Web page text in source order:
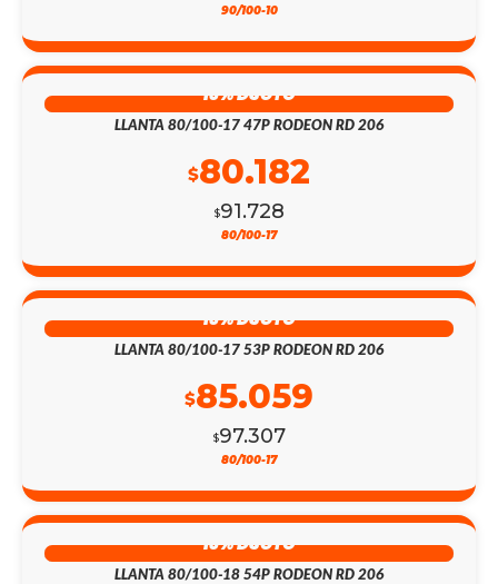
90/100-10
13% DSCTO
LLANTA 80/100-17 47P RODEON RD 206
$91.728
$80.182
80/100-17
13% DSCTO
LLANTA 80/100-17 53P RODEON RD 206
$97.307
$85.059
80/100-17
13% DSCTO
LLANTA 80/100-18 54P RODEON RD 206